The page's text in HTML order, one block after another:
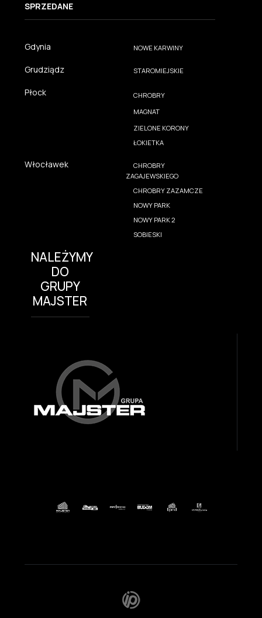
SPRZEDANE
Gdynia NOWE KARWINY
Grudziądz STAROMIEJSKIE
Płock
CHROBRY
MAGNAT
ZIELONE KORONY
ŁOKIETKA
Włocławek
CHROBRY
ZAGAJEWSKIEGO
CHROBRY ZAZAMCZE
NOWY PARK
NOWY PARK 2
SOBIESKI
NALEŻYMY
DO
GRUPY
MAJSTER